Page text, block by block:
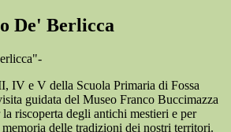
De' Berlicca
IV e V della Scuola Primaria di Fossa
guidata del Museo Franco Buccimazza
riscoperta degli antichi mestieri e per
memoria delle tradizioni dei nostri territori.